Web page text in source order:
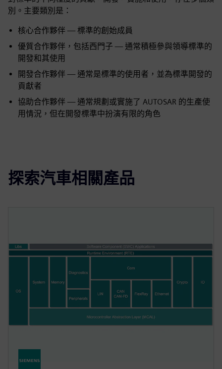
別。主要類別是：
核心合作夥伴 — 標準的創始成員
優質合作夥伴，包括西門子 — 通常積極參與領導標準的
開發和其使用
開發合作夥伴 — 通常是標準的使用者，並為標準開發的
貢獻者
協助合作夥伴 — 通常規劃或實施了 AUTOSAR 的生產使
用情況，但在開發標準中扮演有限的角色
探索汽車相關產品